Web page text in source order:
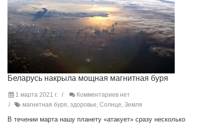
Беларусь накрыла мощная магнитная буря
1 марта 2021 г.
Комментариев нет
магнитная буря, здоровье, Солнце, Земля
В течении марта нашу планету «атакует» сразу несколько